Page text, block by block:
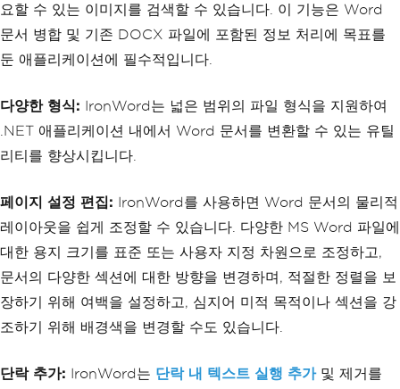
요할 수 있는 이미지를 검색할 수 있습니다. 이 기능은 Word
문서 병합 및 기존 DOCX 파일에 포함된 정보 처리에 목표를
둔 애플리케이션에 필수적입니다.
다양한 형식: IronWord는 넓은 범위의 파일 형식을 지원하여
.NET 애플리케이션 내에서 Word 문서를 변환할 수 있는 유틸
리티를 향상시킵니다.
페이지 설정 편집: IronWord를 사용하면 Word 문서의 물리적
레이아웃을 쉽게 조정할 수 있습니다. 다양한 MS Word 파일에
대한 용지 크기를 표준 또는 사용자 지정 차원으로 조정하고,
문서의 다양한 섹션에 대한 방향을 변경하며, 적절한 정렬을 보
장하기 위해 여백을 설정하고, 심지어 미적 목적이나 섹션을 강
조하기 위해 배경색을 변경할 수도 있습니다.
단락 추가: IronWord는 단락 내 텍스트 실행 추가및 제거를